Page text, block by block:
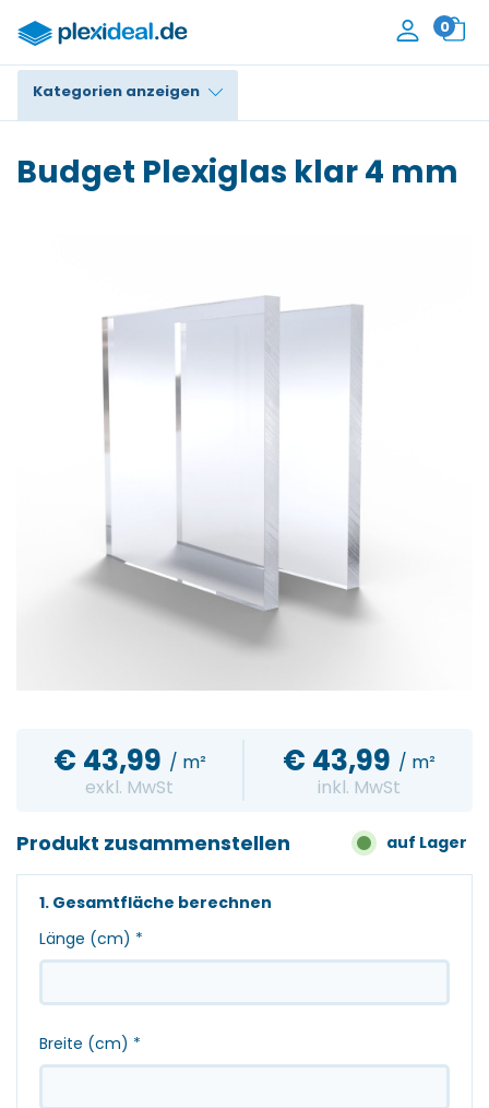
0
Kategorien anzeigen
Polycarbonat
PE / Polyethylen
PVC Schaum
Budget Plexiglas klar 4 mm
€ 43,99 / m²
exkl. MwSt
€ 43,99 / m²
inkl. MwSt
auf Lager
Produkt zusammenstellen
1. Gesamtfläche berechnen
Länge (cm) *
Breite (cm) *